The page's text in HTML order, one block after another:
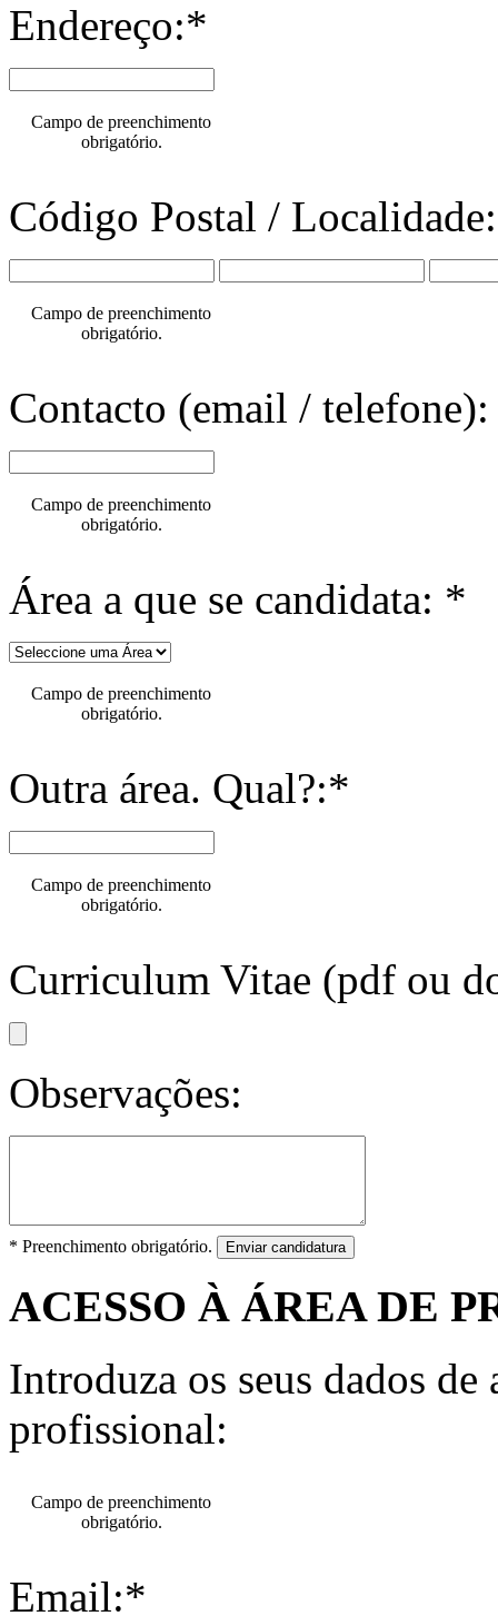
Endereço:*
Campo de preenchimento
obrigatório.
Código Postal /
Campo de preenchimento
obrigatório.
Contacto (email /
Campo de preenchimento
obrigatório.
Área a que se candidata: *
Campo de preenchimento
obrigatório.
Outra área. Qual?:*
Campo de preenchimento
obrigatório.
Curriculum Vitae (pdf ou
Observações:
* Preenchimento obrigatório. Enviar candidatura
ACESSO À ÁREA DE
Introduza os seus dados de
profissional:
Campo de preenchimento
obrigatório.
Email:*